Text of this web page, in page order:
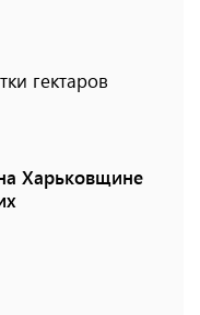
гектаров
Харьковщине